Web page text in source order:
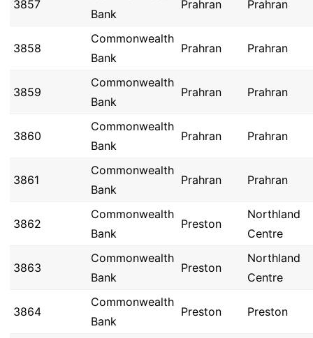
3857
Bank
Prahran Prahran
3858
Commonwealth
Bank
Prahran Prahran
3859
Commonwealth
Bank
Prahran Prahran
3860
Commonwealth
Bank
Prahran Prahran
3861
Commonwealth
Bank
Prahran Prahran
3862
Commonwealth
Bank
Preston
Northland
Centre
3863
Commonwealth
Bank
Preston
Northland
Centre
3864
Commonwealth
Bank
Preston Preston